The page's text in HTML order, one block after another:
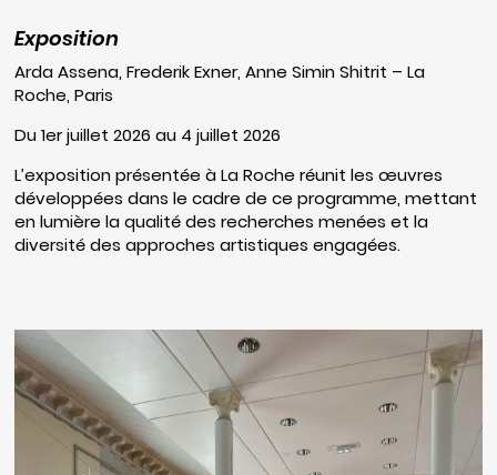
Exposition
Arda Assena, Frederik Exner, Anne Simin Shitrit – La
Roche, Paris
Du 1er juillet 2026 au 4 juillet 2026
L’exposition présentée à La Roche réunit les œuvres
développées dans le cadre de ce programme, mettant
en lumière la qualité des recherches menées et la
diversité des approches artistiques engagées.